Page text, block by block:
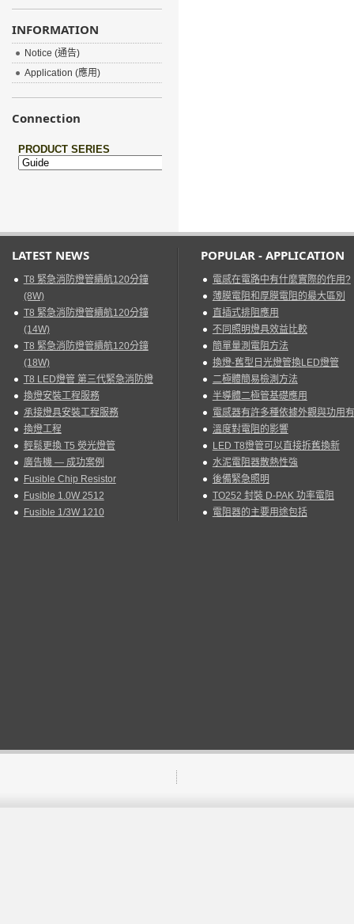
INFORMATION
Notice (通告)
Application (應用)
Connection
LATEST NEWS
T8 緊急消防燈管續航120分鐘
(8W)
T8 緊急消防燈管續航120分鐘
(14W)
T8 緊急消防燈管續航120分鐘
(18W)
T8 LED燈管 第三代緊急消防燈
換燈安裝工程服務
承接燈具安裝工程服務
換燈工程
輕鬆更換 T5 熒光燈管
廣告機 — 成功案例
Fusible Chip Resistor
Fusible 1.0W 2512
Fusible 1/3W 1210
POPULAR - APPLICATION
電感在電路中有什麼實際的作用?
薄膜電阻和厚膜電阻的最大區別
直插式排阻應用
不同照明燈具效益比較
簡單量測電阻方法
換燈-舊型日光燈管換LED燈管
二極體簡易檢測方法
半導體二極管基礎應用
電感器有許多種依據外觀與功用
溫度對電阻的影響
LED T8燈管可以直接拆舊換新
水泥電阻器散熱性強
後備緊急照明
TO252 封裝 D-PAK 功率電阻
電阻器的主要用途包括